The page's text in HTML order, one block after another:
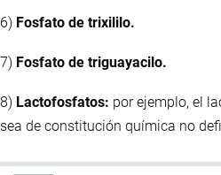
6) Fosfato de trixililo.
7) Fosfato de triguayacilo.
8) Lactofosfatos: por ejemplo, el
sea de constitución química no